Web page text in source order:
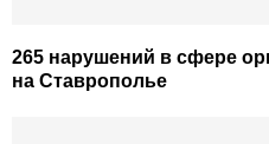
265 нарушений в сфере
на Ставрополье